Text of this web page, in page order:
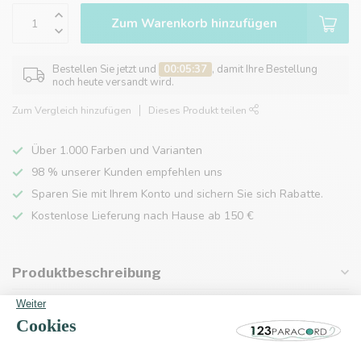
Zum Warenkorb hinzufügen
Bestellen Sie jetzt und 00:05:37 , damit Ihre Bestellung
noch heute versandt wird.
Zum Vergleich hinzufügen Dieses Produkt teilen
Über 1.000 Farben und Varianten
98 % unserer Kunden empfehlen uns
Sparen Sie mit Ihrem Konto und sichern Sie sich Rabatte.
Kostenlose Lieferung nach Hause ab 150 €
Produktbeschreibung
Eigenschaften